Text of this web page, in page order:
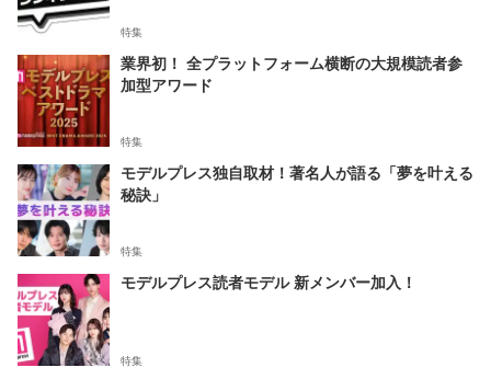
特集
業界初！ 全プラットフォーム横断の大規模読者参
加型アワード
特集
モデルプレス独自取材！著名人が語る「夢を叶える
秘訣」
特集
モデルプレス読者モデル 新メンバー加入！
特集